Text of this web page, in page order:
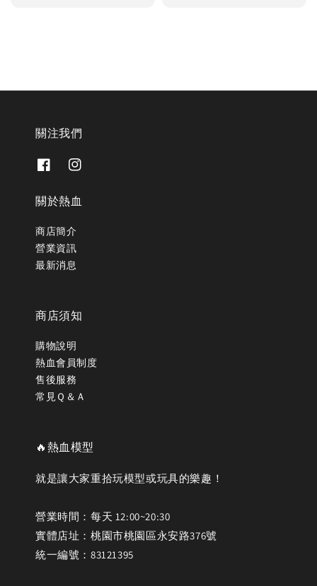
關注我們
關於熱血
商店簡介
營業資訊
最新消息
商店須知
購物說明
熱血會員制度
售後服務
常見Ｑ＆Ａ
🔥熱血模型
就是讓大家重拾玩模型或玩具的樂趣！
營業時間：每天 12:00~20:30
實體店址：桃園市桃園區永安路376號
統一編號：83121395